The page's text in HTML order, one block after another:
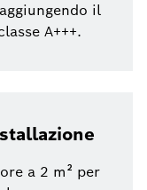
il
A+++.
a 2 m² per